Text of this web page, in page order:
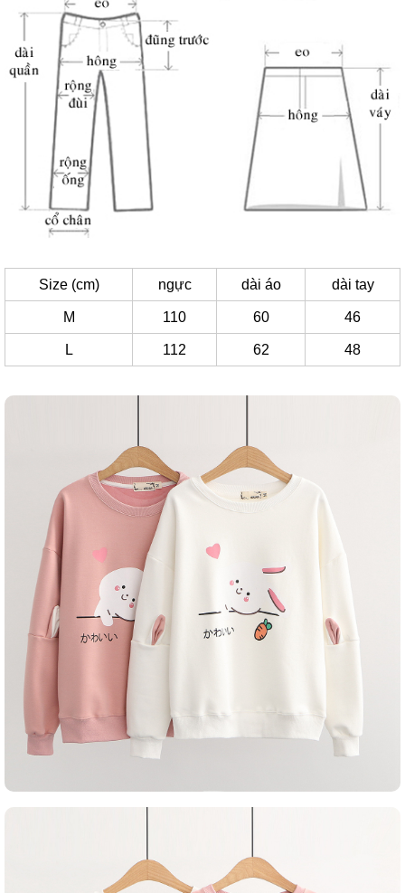
Size (cm) ngực dài áo dài tay
M 110 60 46
L 112 62 48